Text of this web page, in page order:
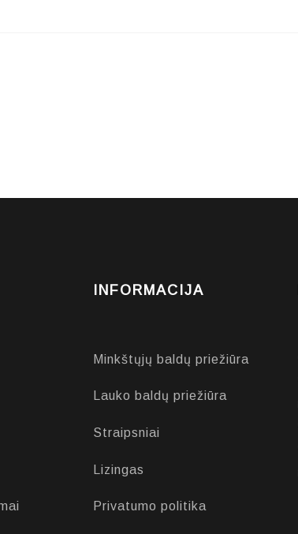
INFORMACIJA
Minkštųjų baldų priežiūra
Lauko baldų priežiūra
Straipsniai
Lizingas
Privatumo politika